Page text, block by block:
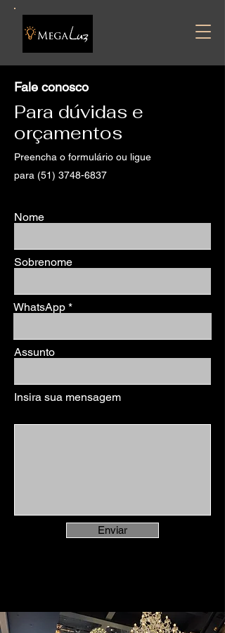
Fale conosco
Para dúvidas e
orçamentos
Preencha o formulário ou ligue
para (51) 3748-6837
Nome
Sobrenome
WhatsApp
Assunto
Insira sua mensagem
Enviar